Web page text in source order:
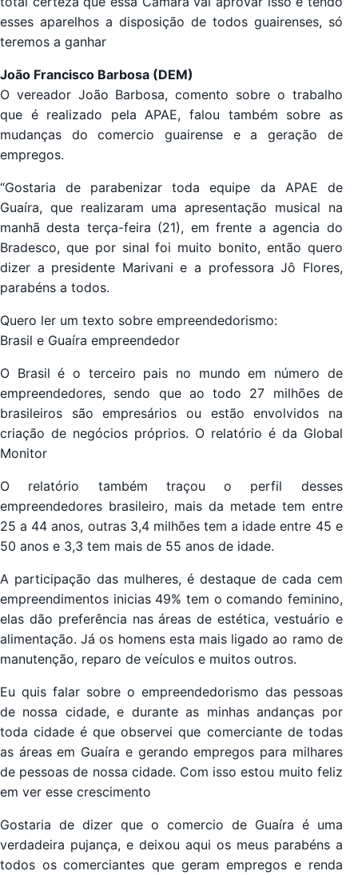
esses aparelhos a disposição de todos guairenses, só
teremos a ganhar
João Francisco Barbosa (DEM)
O vereador João Barbosa, comento sobre o trabalho
que é realizado pela APAE, falou também sobre as
mudanças do comercio guairense e a geração de
empregos.
“Gostaria de parabenizar toda equipe da APAE de
Guaíra, que realizaram uma apresentação musical na
manhã desta terça-feira (21), em frente a agencia do
Bradesco, que por sinal foi muito bonito, então quero
dizer a presidente Marivani e a professora Jô Flores,
parabéns a todos.
Quero ler um texto sobre empreendedorismo:
Brasil e Guaíra empreendedor
O Brasil é o terceiro pais no mundo em número de
empreendedores, sendo que ao todo 27 milhões de
brasileiros são empresários ou estão envolvidos na
criação de negócios próprios. O relatório é da Global
Monitor
O relatório também traçou o perfil desses
empreendedores brasileiro, mais da metade tem entre
25 a 44 anos, outras 3,4 milhões tem a idade entre 45 e
50 anos e 3,3 tem mais de 55 anos de idade.
A participação das mulheres, é destaque de cada cem
empreendimentos inicias 49% tem o comando feminino,
elas dão preferência nas áreas de estética, vestuário e
alimentação. Já os homens esta mais ligado ao ramo de
manutenção, reparo de veículos e muitos outros.
Eu quis falar sobre o empreendedorismo das pessoas
de nossa cidade, e durante as minhas andanças por
toda cidade é que observei que comerciante de todas
as áreas em Guaíra e gerando empregos para milhares
de pessoas de nossa cidade. Com isso estou muito feliz
em ver esse crescimento
Gostaria de dizer que o comercio de Guaíra é uma
verdadeira pujança, e deixou aqui os meus parabéns a
todos os comerciantes que geram empregos e renda